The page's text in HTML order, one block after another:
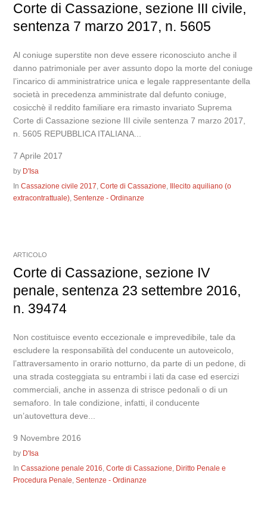
Corte di Cassazione, sezione III civile,
sentenza 7 marzo 2017, n. 5605
Al coniuge superstite non deve essere riconosciuto anche il
danno patrimoniale per aver assunto dopo la morte del coniuge
l’incarico di amministratrice unica e legale rappresentante della
società in precedenza amministrate dal defunto coniuge,
cosicchè il reddito familiare era rimasto invariato Suprema
Corte di Cassazione sezione III civile sentenza 7 marzo 2017,
n. 5605 REPUBBLICA ITALIANA...
7 Aprile 2017
by D'Isa
InCassazione civile 2017,Corte di Cassazione,
Illecito aquiliano (o
extracontrattuale),Sentenze - Ordinanze
ARTICOLO
Corte di Cassazione, sezione IV
penale, sentenza 23 settembre 2016,
n. 39474
Non costituisce evento eccezionale e imprevedibile, tale da
escludere la responsabilità del conducente un autoveicolo,
l’attraversamento in orario notturno, da parte di un pedone, di
una strada costeggiata su entrambi i lati da case ed esercizi
commerciali, anche in assenza di strisce pedonali o di un
semaforo. In tale condizione, infatti, il conducente
un’autovettura deve...
9 Novembre 2016
by D'Isa
InCassazione penale 2016,Corte di Cassazione, Diritto Penale e
Procedura Penale,Sentenze - Ordinanze